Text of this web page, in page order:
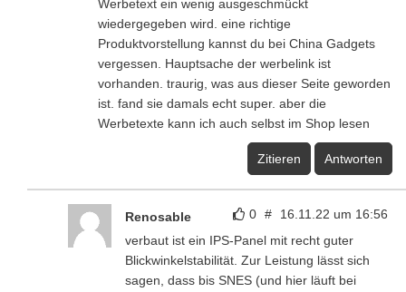
Werbetext ein wenig ausgeschmückt
wiedergegeben wird. eine richtige
Produktvorstellung kannst du bei China Gadgets
vergessen. Hauptsache der werbelink ist
vorhanden. traurig, was aus dieser Seite geworden
ist. fand sie damals echt super. aber die
Werbetexte kann ich auch selbst im Shop lesen
Zitieren Antworten
0 # 16.11.22 um 16:56
Renosable
verbaut ist ein IPS-Panel mit recht guter
Blickwinkelstabilität. Zur Leistung lässt sich
sagen, dass bis SNES (und hier läuft bei